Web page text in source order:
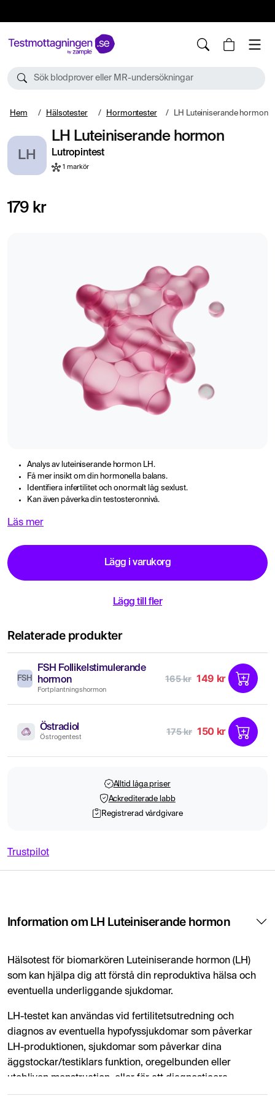
Sök blodprover eller MR-undersökningar
Hem Hälsotester Hormontester LH Luteiniserande hormon
LH
LH Luteiniserande hormon
Lutropintest
1 markör
179 kr
Analys av luteiniserande hormon LH.
Få mer insikt om din hormonella balans.
Identifiera infertilitet och onormalt låg sexlust.
Kan även påverka din testosteronnivå.
Läs mer
Lägg i varukorg
Lägg till fler
Relaterade produkter
FSH
FSH Follikelstimulerande
hormon
Fortplantningshormon
165 kr 149 kr
Östradiol
Östrogentest
175 kr 150 kr
Alltid låga priser
Ackrediterade labb
Registrerad vårdgivare
Trustpilot
Information om LH Luteiniserande hormon
Hälsotest för biomarkören Luteiniserande hormon (LH)
som kan hjälpa dig att förstå din reproduktiva hälsa och
eventuella underliggande sjukdomar.
LH-testet kan användas vid fertilitetsutredning och
diagnos av eventuella hypofyssjukdomar som påverkar
LH-produktionen, sjukdomar som påverkar dina
äggstockar/testiklars funktion, oregelbunden eller
utebliven menstruation, eller för att diagnosticera
orsakerna till fördröjd eller brådmogen pubertet hos barn.